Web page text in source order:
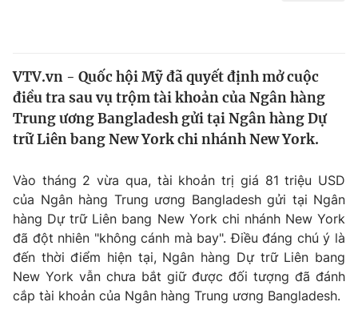
Thế giới
Tin tức
Thế giới đó đây
Câu chuyện quốc tế
Tài chính
Thị trường
Góc doanh nghiệp
Dữ liệu và đời sống
Truyền hình
Phim VTV
Giải trí
VTV.vn - Quốc hội Mỹ đã quyết định mở cuộc
điều tra sau vụ trộm tài khoản của Ngân hàng
Trung ương Bangladesh gửi tại Ngân hàng Dự
trữ Liên bang New York chi nhánh New York.
Vào tháng 2 vừa qua, tài khoản trị giá 81 triệu USD
của Ngân hàng Trung ương Bangladesh gửi tại Ngân
hàng Dự trữ Liên bang New York chi nhánh New York
đã đột nhiên "không cánh mà bay". Điều đáng chú ý là
đến thời điểm hiện tại, Ngân hàng Dự trữ Liên bang
New York vẫn chưa bắt giữ được đối tượng đã đánh
cắp tài khoản của Ngân hàng Trung ương Bangladesh.